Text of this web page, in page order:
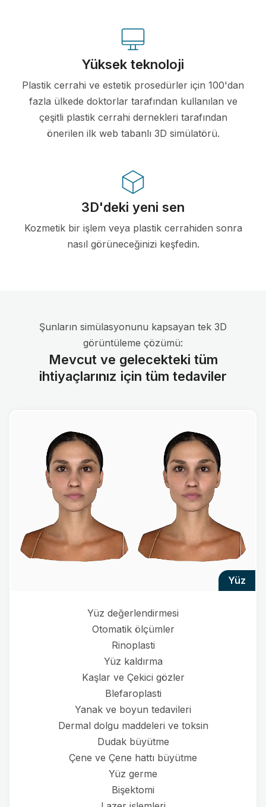
Yüksek teknoloji
Plastik cerrahi ve estetik prosedürler için 100'dan
fazla ülkede doktorlar tarafından kullanılan ve
çeşitli plastik cerrahi dernekleri tarafından
önerilen ilk web tabanlı 3D simülatörü.
3D'deki yeni sen
Kozmetik bir işlem veya plastik cerrahiden sonra
nasıl görüneceğinizi keşfedin.
Şunların simülasyonunu kapsayan tek 3D
görüntüleme çözümü:
Mevcut ve gelecekteki tüm
ihtiyaçlarınız için tüm tedaviler
yüz
Yüz değerlendirmesi
Otomatik ölçümler
Rinoplasti
Yüz kaldırma
Kaşlar ve Çekici gözler
Blefaroplasti
Yanak ve boyun tedavileri
Dermal dolgu maddeleri ve toksin
Dudak büyütme
Çene ve Çene hattı büyütme
Yüz germe
Bişektomi